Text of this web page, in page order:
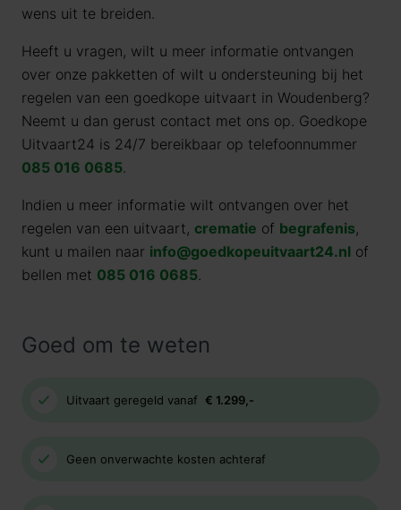
wens uit te breiden.
Heeft u vragen, wilt u meer informatie ontvangen
over onze pakketten of wilt u ondersteuning bij het
regelen van een goedkope uitvaart in Woudenberg?
Neemt u dan gerust contact met ons op. Goedkope
Uitvaart24 is 24/7 bereikbaar op telefoonnummer
085 016 0685.
Indien u meer informatie wilt ontvangen over het
regelen van een uitvaart, crematie of begrafenis,
kunt u mailen naar info@goedkopeuitvaart24.nl of
bellen met 085 016 0685.
Goed om te weten
Uitvaart geregeld vanaf € 1.299,-
Geen onverwachte kosten achteraf